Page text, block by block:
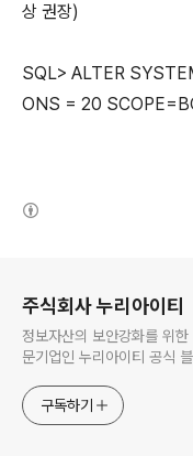
상 권장)
SQL> ALTER
ONS = 20
주식회사 누리아이티
정보자산의 보안강화를 위
문기업인 누리아이티 공식
구독하기